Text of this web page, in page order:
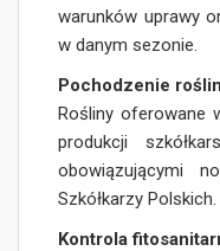
warunków uprawy
w danym sezonie.
Pochodzenie roślin
Rośliny oferowane
produkcji
obowiązującymi
Szkółkarzy Polskich.
Kontrola